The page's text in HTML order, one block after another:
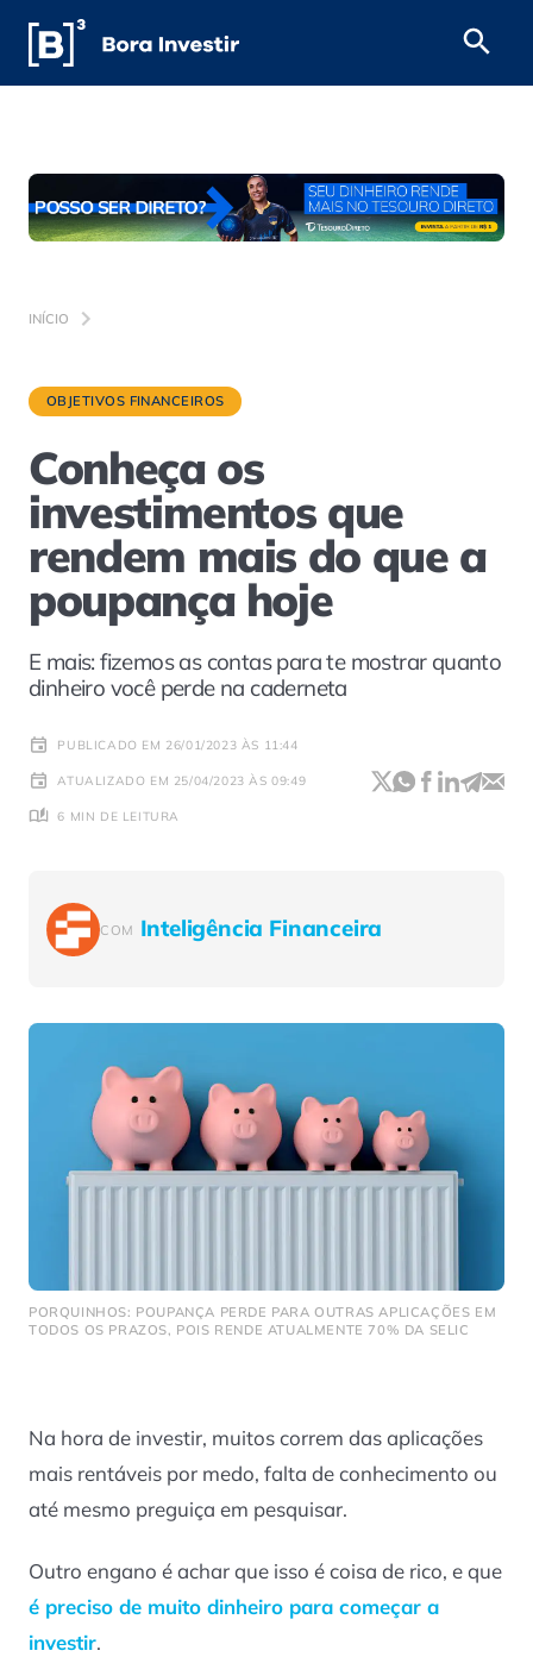
INÍCIO
OBJETIVOS FINANCEIROS
Conheça os
investimentos que
rendem mais do que a
poupança hoje
E mais: fizemos as contas para te mostrar quanto
dinheiro você perde na caderneta
PUBLICADO EM 26/01/2023 ÀS 11:44
ATUALIZADO EM 25/04/2023 ÀS 09:49
6 MIN DE LEITURA
COM Inteligência Financeira
PORQUINHOS: POUPANÇA PERDE PARA OUTRAS APLICAÇÕES EM
TODOS OS PRAZOS, POIS RENDE ATUALMENTE 70% DA SELIC
Na hora de investir, muitos correm das aplicações
mais rentáveis por medo, falta de conhecimento ou
até mesmo preguiça em pesquisar.
Outro engano é achar que isso é coisa de rico, e que
é preciso de muito dinheiro para começar a
investir.